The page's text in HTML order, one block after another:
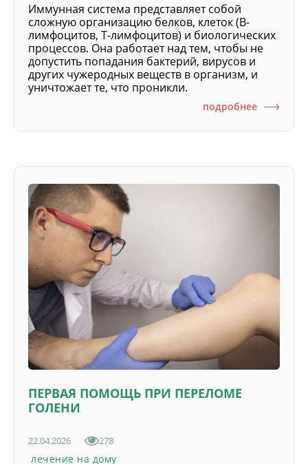
Иммунная система представляет собой
сложную организацию белков, клеток (В-
лимфоцитов, Т-лимфоцитов) и биологических
процессов. Она работает над тем, чтобы не
допустить попадания бактерий, вирусов и
других чужеродных веществ в организм, и
уничтожает те, что проникли.
подробнее
ПЕРВАЯ ПОМОЩЬ ПРИ ПЕРЕЛОМЕ
ГОЛЕНИ
22.04.2026 278
лечение на дому